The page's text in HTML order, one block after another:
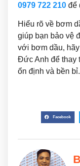
0979 722 210 để
Hiểu rõ về bơm
giúp bạn bảo vệ
với bơm dầu,
Đức Anh để thay
ổn định và bền bỉ.
Facebook